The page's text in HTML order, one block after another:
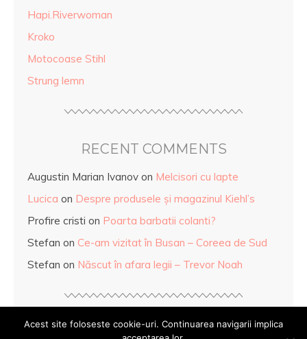
Hapi.Riverwoman
Kroko
Motocoase Stihl
Strung lemn
RECENT COMMENTS
Augustin Marian Ivanov on Melcisori cu lapte
Lucica on Despre produsele și magazinul Kiehl’s
Profire cristi on Poarta barbatii colanti?
Stefan on Ce-am vizitat în Busan – Coreea de Sud
Stefan on Născut în afara legii – Trevor Noah
Acest site foloseste cookie-uri. Continuarea navigarii implica